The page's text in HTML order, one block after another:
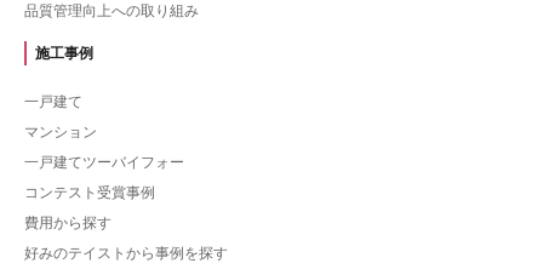
品質管理向上への取り組み
施工事例
一戸建て
マンション
一戸建てツーバイフォー
コンテスト受賞事例
費用から探す
好みのテイストから事例を探す